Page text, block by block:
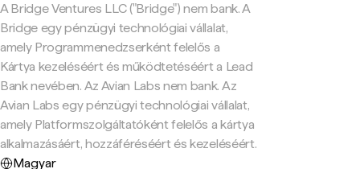
A Bridge Ventures LLC ("Bridge") nem bank. A
Bridge egy pénzügyi technológiai vállalat,
amely Programmenedzserként felelős a
Kártya kezeléséért és működtetéséért a Lead
Bank nevében. Az Avian Labs nem bank. Az
Avian Labs egy pénzügyi technológiai vállalat,
amely Platformszolgáltatóként felelős a kártya
alkalmazásáért, hozzáféréséért és kezeléséért.
Magyar